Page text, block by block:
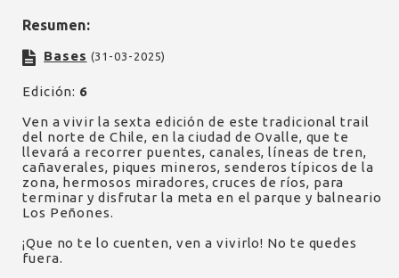
Resumen:
Bases (31-03-2025)
Edición: 6
Ven a vivir la sexta edición de este tradicional trail
del norte de Chile, en la ciudad de Ovalle, que te
llevará a recorrer puentes, canales, líneas de tren,
cañaverales, piques mineros, senderos típicos de la
zona, hermosos miradores, cruces de ríos, para
terminar y disfrutar la meta en el parque y balneario
Los Peñones.
¡Que no te lo cuenten, ven a vivirlo! No te quedes
fuera.